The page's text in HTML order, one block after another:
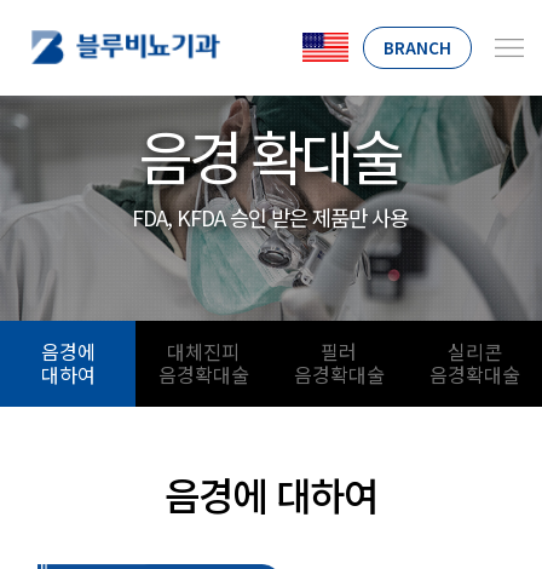
BRANCH
음경 확대술
FDA, KFDA 승인 받은 제품만 사용
음경에
대하여
대체진피
음경확대술
필러
음경확대술
실리콘
음경확대술
음경에 대하여